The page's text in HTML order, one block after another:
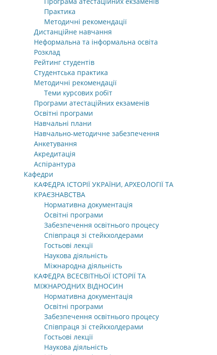
Практика
Методичні рекомендації
Дистанційне навчання
Неформальна та інформальна освіта
Розклад
Рейтинг студентів
Студентська практика
Методичні рекомендації
Теми курсових робіт
Програми атестаційних екзаменів
Освітні програми
Навчальні плани
Навчально-методичне забезпечення
Анкетування
Акредитація
Аспірантура
Кафедри
КАФЕДРА ІСТОРІЇ УКРАЇНИ, АРХЕОЛОГІЇ ТА
КРАЄЗНАВСТВА
Нормативна документація
Освітні програми
Забезпечення освітнього процесу
Співпраця зі стейкхолдерами
Гостьові лекції
Наукова діяльність
Міжнародна діяльність
КАФЕДРА ВСЕСВІТНЬОЇ ІСТОРІЇ ТА
МІЖНАРОДНИХ ВІДНОСИН
Нормативна документація
Освітні програми
Забезпечення освітнього процесу
Співпраця зі стейкхолдерами
Гостьові лекції
Наукова діяльність